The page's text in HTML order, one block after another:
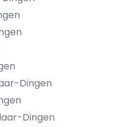
Dingen
Dingen